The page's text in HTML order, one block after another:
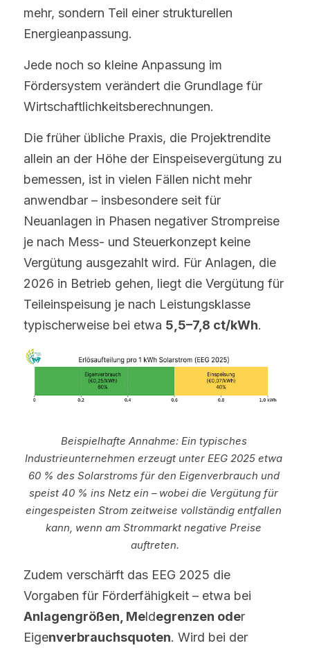
mehr, sondern Teil einer strukturellen
Energieanpassung.
Jede noch so kleine Anpassung im
Fördersystem verändert die Grundlage für
Wirtschaftlichkeitsberechnungen.
Die früher übliche Praxis, die Projektrendite
allein an der Höhe der Einspeisevergütung zu
bemessen, ist in vielen Fällen nicht mehr
anwendbar – insbesondere seit für
Neuanlagen in Phasen negativer Strompreise
je nach Mess- und Steuerkonzept keine
Vergütung ausgezahlt wird. Für Anlagen, die
2026 in Betrieb gehen, liegt die Vergütung für
Teileinspeisung je nach Leistungsklasse
typischerweise bei etwa 5,5–7,8 ct/kWh.
Beispielhafte Annahme: Ein typisches
Industrieunternehmen erzeugt unter EEG 2025 etwa
60 % des Solarstroms für den Eigenverbrauch und
speist 40 % ins Netz ein – wobei die Vergütung für
eingespeisten Strom zeitweise vollständig entfallen
kann, wenn am Strommarkt negative Preise
auftreten.
Zudem verschärft das EEG 2025 die
Anlagengrößen, Meldegrenzen oder
Eigenverbrauchsquoten. Wird bei der